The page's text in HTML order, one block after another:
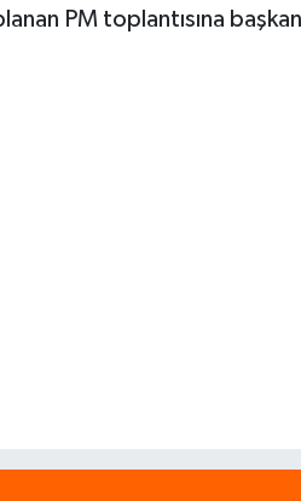
PM toplantısına